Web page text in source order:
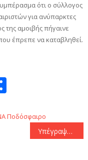
ότι ο σύλλογος
για ανύπαρκτες
της αμοιβής πήγαινε
έπρεπε να καταβληθεί.
Ποδόσφαιρο
Υπέγραψε στον ΠΑΟΚ μέχρι το 2027 ο Λουτσέσκου